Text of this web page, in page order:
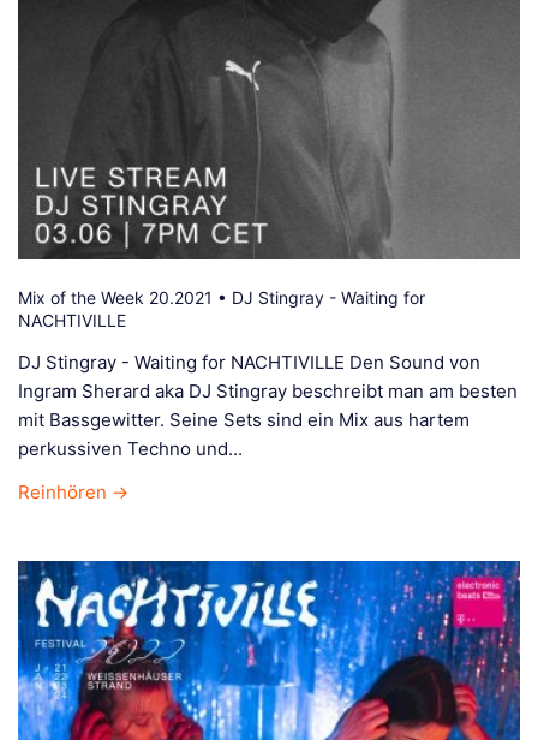
Mix of the Week 20.2021 • DJ Stingray - Waiting for
NACHTIVILLE
DJ Stingray - Waiting for NACHTIVILLE Den Sound von
Ingram Sherard aka DJ Stingray beschreibt man am besten
mit Bassgewitter. Seine Sets sind ein Mix aus hartem
perkussiven Techno und...
Reinhören →